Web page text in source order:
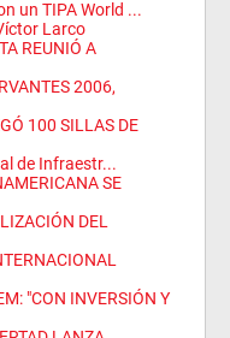
un TIPA World ...
Larco
REUNIÓ A
2006,
100 SILLAS DE
de Infraestr...
SE
DEL
"CON INVERSIÓN Y